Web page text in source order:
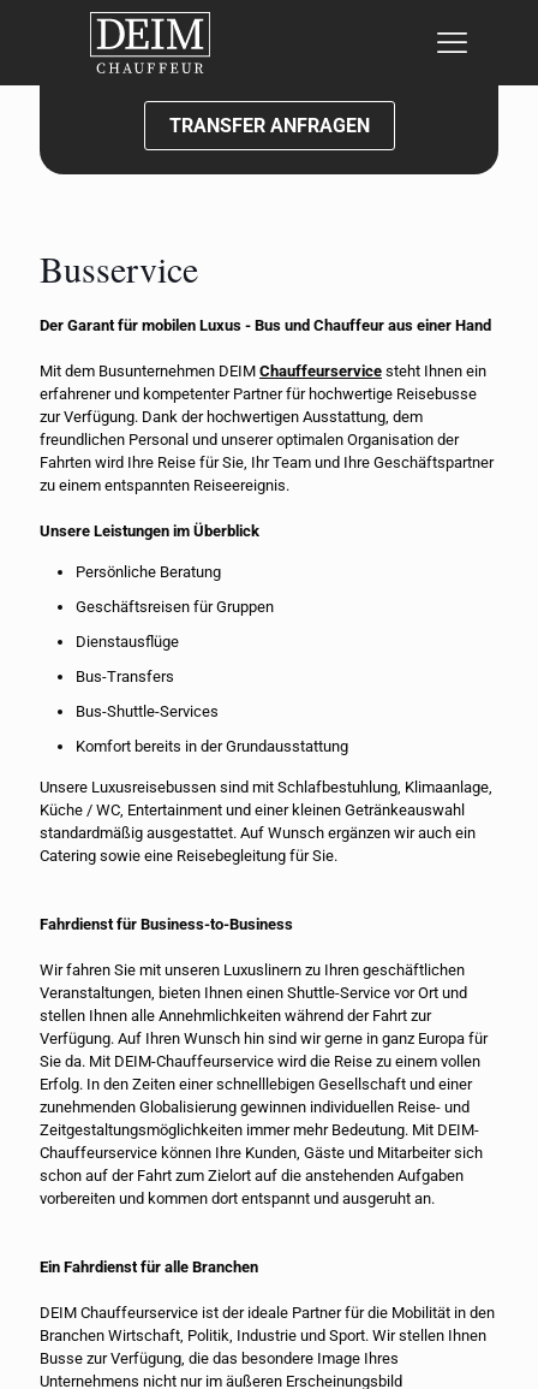
Jetzt Kontakt aufnehmen:
TRANSFER ANFRAGEN
Busservice
Der Garant für mobilen Luxus - Bus und Chauffeur aus einer Hand
Mit dem Busunternehmen DEIM Chauffeurservice steht Ihnen ein
erfahrener und kompetenter Partner für hochwertige Reisebusse
zur Verfügung. Dank der hochwertigen Ausstattung, dem
freundlichen Personal und unserer optimalen Organisation der
Fahrten wird Ihre Reise für Sie, Ihr Team und Ihre Geschäftspartner
zu einem entspannten Reiseereignis.
Unsere Leistungen im Überblick
Persönliche Beratung
Geschäftsreisen für Gruppen
Dienstausflüge
Bus-Transfers
Bus-Shuttle-Services
Komfort bereits in der Grundausstattung
Unsere Luxusreisebussen sind mit Schlafbestuhlung, Klimaanlage,
Küche / WC, Entertainment und einer kleinen Getränkeauswahl
standardmäßig ausgestattet. Auf Wunsch ergänzen wir auch ein
Catering sowie eine Reisebegleitung für Sie.
Fahrdienst für Business-to-Business
Wir fahren Sie mit unseren Luxuslinern zu Ihren geschäftlichen
Veranstaltungen, bieten Ihnen einen Shuttle-Service vor Ort und
stellen Ihnen alle Annehmlichkeiten während der Fahrt zur
Verfügung. Auf Ihren Wunsch hin sind wir gerne in ganz Europa für
Sie da. Mit DEIM-Chauffeurservice wird die Reise zu einem vollen
Erfolg. In den Zeiten einer schnelllebigen Gesellschaft und einer
zunehmenden Globalisierung gewinnen individuellen Reise- und
Zeitgestaltungsmöglichkeiten immer mehr Bedeutung. Mit DEIM-
Chauffeurservice können Ihre Kunden, Gäste und Mitarbeiter sich
schon auf der Fahrt zum Zielort auf die anstehenden Aufgaben
vorbereiten und kommen dort entspannt und ausgeruht an.
Ein Fahrdienst für alle Branchen
DEIM Chauffeurservice ist der ideale Partner für die Mobilität in den
Branchen Wirtschaft, Politik, Industrie und Sport. Wir stellen Ihnen
Busse zur Verfügung, die das besondere Image Ihres
Unternehmens nicht nur im äußeren Erscheinungsbild